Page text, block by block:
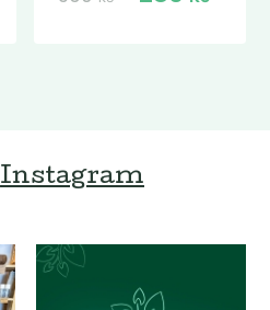
Instagram